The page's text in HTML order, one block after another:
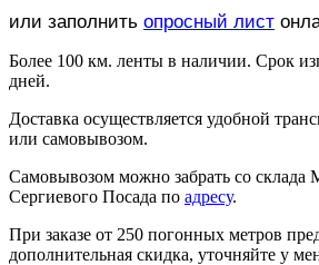
или заполнить опросный лист
Более 100 км. ленты в наличии. Срок
дней.
Доставка осуществляется удобной
или самовывозом.
Самовывозом можно забрать со склада
Сергиевого Посада по адресу.
При заказе от 250 погонных метров
дополнительная скидка, уточняйте у